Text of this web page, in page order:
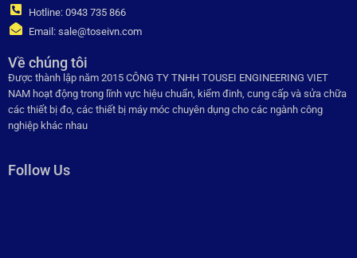
Hotline: 0943 735 866
Email: sale@toseivn.com
Về chúng tôi
Được thành lập năm 2015 CÔNG TY TNHH TOUSEI ENGINEERING VIET
NAM hoạt động trong lĩnh vực hiệu chuẩn, kiểm đinh, cung cấp và sửa chữa
các thiết bị đo, các thiết bị máy móc chuyên dụng cho các ngành công
nghiệp khác nhau
Follow Us